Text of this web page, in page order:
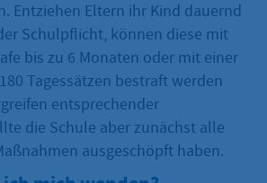
Entziehen Eltern ihr Kind dauernd
Schulpflicht, können diese mit
bis zu 6 Monaten oder mit einer
Tagessätzen bestraft werden
entsprechender
die Schule aber zunächst alle
ausgeschöpft haben.